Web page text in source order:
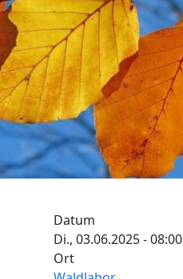
Datum
Di., 03.06.2025 - 08:00
Ort